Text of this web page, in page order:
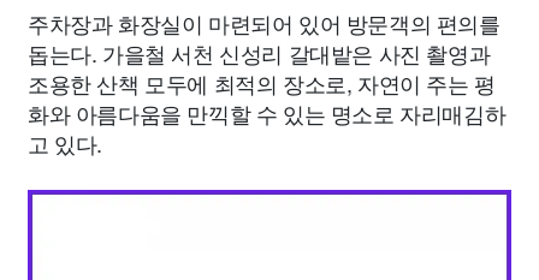
주차장과 화장실이 마련되어 있어 방문객의 편의를
돕는다. 가을철 서천 신성리 갈대밭은 사진 촬영과
조용한 산책 모두에 최적의 장소로, 자연이 주는 평
화와 아름다움을 만끽할 수 있는 명소로 자리매김하
고 있다.